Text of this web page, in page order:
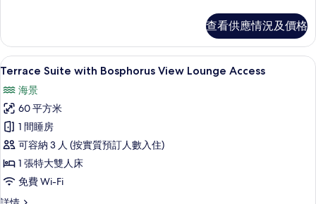
相
片
Lounge
Access
詳
查看供應情況及價格
載
所
有
Terrace
Suite
with
Bosphorus
View
Terrace Suite with Bosphorus View
5
Terrace Suite with Bosphorus View Lounge Access
海景
60 平方米
1 間睡房
可容納 3 人 (按實質預訂人數入住)
1 張特大雙人床
免費 Wi-Fi